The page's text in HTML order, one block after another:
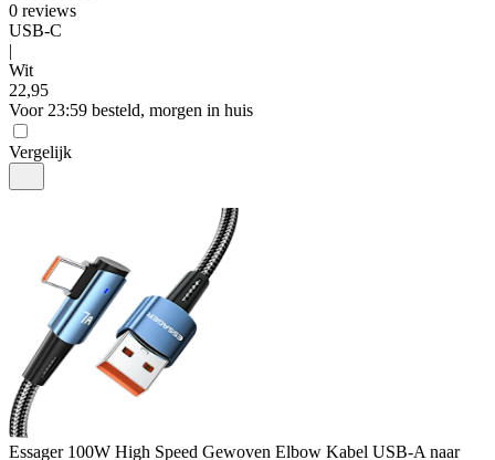
0 reviews
USB-C
|
Wit
22,95
Voor 23:59 besteld, morgen in huis
Vergelijk
Essager 100W High Speed Gewoven Elbow Kabel USB-A naar